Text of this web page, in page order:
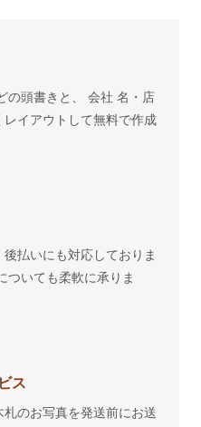
の頭書きと、 会社 名・店
イアウトして無料で作成
払いにも対応しておりま
ついても柔軟に承りま
ス
のお写真を発送前にお送